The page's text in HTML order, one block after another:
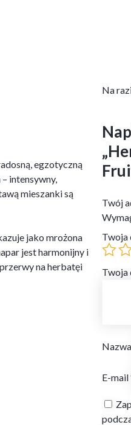
egzotyczną
intensywny,
mieszanki są
jako mrożona
jest harmonijny i
na herbatęi
Na
Twój
Twoja
Twoja
Nazwa
E-mail